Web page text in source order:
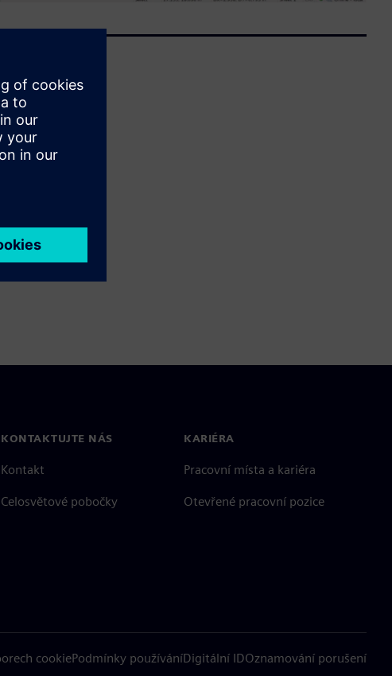
KONTAKTUJTE NÁS
Kontakt
Celosvětové pobočky
KARIÉRA
Pracovní místa a kariéra
Otevřené pracovní pozice
cookiePodmínky používáníDigitální IDOznamování porušení